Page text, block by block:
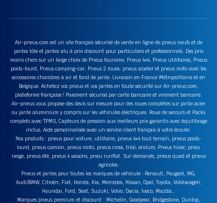
Air-pneus.com est un site français sécurisé de vente en ligne de pneus neufs et de
jantes tôle et jantes alu à prix discount pour particuliers et professionnels. Des prix
moins chers sur un large choix de Pneus tourisme, Pneus 4x4, Pneus utilitaires, Pneus
poids-lourd, Pneus camping-car, Pneus 2 roues: pneus scooter et pneus moto avec les
accessoires chambres à air et fond de jante. Livraison en France Métropolitaine et en
Belgique. Achetez vos pneus et vos jantes en toute sécurité sur Air-pneus.com,
plateforme française ! Paiement sécurisé par carte bancaire et virement bancaire.
Air-pneus vous propose des devis sur mesure pour des roues complètes sur jante acier
ou jante aluminium y compris sur les véhicules électriques. Roue de secours et Packs
complets avec TPMS, Capteurs de pression aux meilleurs prix garantis avec équilibrage
inclus. Aide personnalisée avec un service client français à votre écoute.
Nos produits : pneus pour voiture, utilitaire, pneus 4x4 tout terrain, pneus poids-
lourd, pneus camion, pneus moto, pneus cross, trial, enduro. Pneus hiver, pneu
neige, pneus été, pneus 4 saisons, pneu runflat. Sur demande, pneus quad et pneus
agricoles.
Pneus et jantes pour toutes les marques de véhicule : Renault, Peugeot, MG,
Audi/BMW, Citroën, Fiat, Honda, Kia, Mercedes, Nissan, Opel, Toyota, Volskwagen,
Hyundai, Ford, Seat, Suzuki, Volvo, Dacia, Iveco, Mazda…
Marques pneus premium et discount : Michelin, Goodyear, Bridgestone, Dunlop,